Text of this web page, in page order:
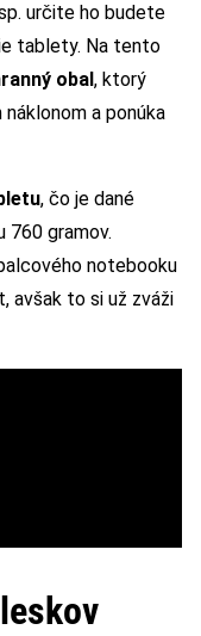
určite ho budete
tablety. Na tento
obal, ktorý
a ponúka
, čo je dané
760 gramov.
notebooku
avšak to si už zváži